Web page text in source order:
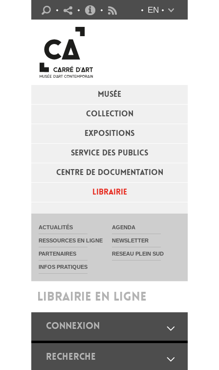
MUSÉE
COLLECTION
EXPOSITIONS
SERVICE DES PUBLICS
CENTRE DE DOCUMENTATION
LIBRAIRIE
EN
ACTUALITÉS AGENDA
RESSOURCES EN LIGNE NEWSLETTER
PARTENAIRES RESEAU PLEIN SUD
INFOS PRATIQUES
Infos pratiques
LIBRAIRIE EN LIGNE
CONNEXION
RECHERCHE